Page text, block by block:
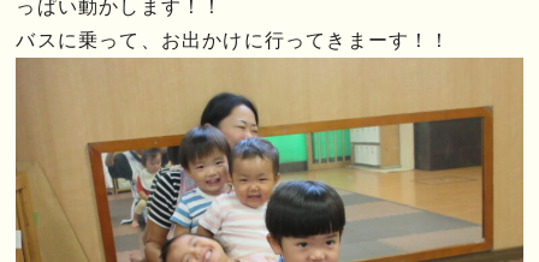
っぱい動かします！！
バスに乗って、お出かけに行ってきまーす！！